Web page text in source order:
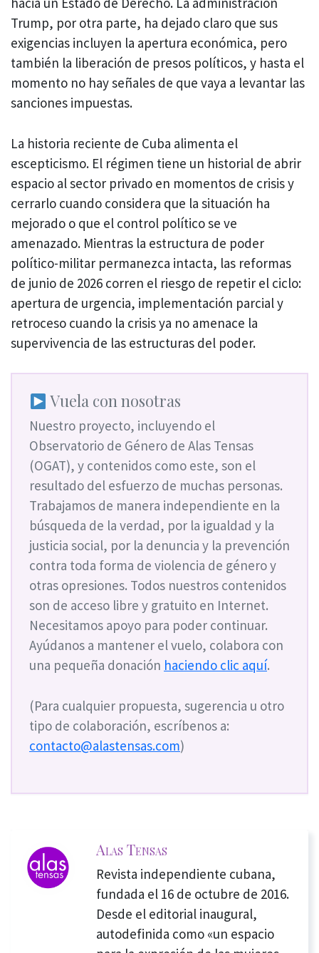
Trump, por otra parte, ha dejado claro que sus
exigencias incluyen la apertura económica, pero
también la liberación de presos políticos, y hasta el
momento no hay señales de que vaya a levantar las
sanciones impuestas.
La historia reciente de Cuba alimenta el
escepticismo. El régimen tiene un historial de abrir
espacio al sector privado en momentos de crisis y
cerrarlo cuando considera que la situación ha
mejorado o que el control político se ve
amenazado. Mientras la estructura de poder
político-militar permanezca intacta, las reformas
de junio de 2026 corren el riesgo de repetir el ciclo:
apertura de urgencia, implementación parcial y
retroceso cuando la crisis ya no amenace la
supervivencia de las estructuras del poder.
Vuela con nosotras
Nuestro proyecto, incluyendo el
Observatorio de Género de Alas Tensas
(OGAT), y contenidos como este, son el
resultado del esfuerzo de muchas personas.
Trabajamos de manera independiente en la
búsqueda de la verdad, por la igualdad y la
justicia social, por la denuncia y la prevención
contra toda forma de violencia de género y
otras opresiones. Todos nuestros contenidos
son de acceso libre y gratuito en Internet.
Necesitamos apoyo para poder continuar.
Ayúdanos a mantener el vuelo, colabora con
una pequeña donación haciendo clic aquí.
(Para cualquier propuesta, sugerencia u otro
tipo de colaboración, escríbenos a:
contacto@alastensas.com)
Alas Tensas
Revista independiente cubana,
fundada el 16 de octubre de 2016.
Desde el editorial inaugural,
autodefinida como «un espacio